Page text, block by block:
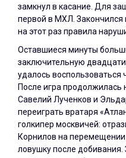
замкнул в касание. Для
первой в МХЛ. Закончился
на этот раз правила
Оставшиеся минуты
заключительную
удалось
После игра продолжилась
Савелий Лученков и
переиграть вратаря
голкипер москвичей:
Корнилов на
ловушку после добивания.